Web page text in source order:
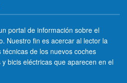
portal de información sobre el
Nuestro fin es acercar al lector la
de los nuevos coches
bicis eléctricas que aparecen en el